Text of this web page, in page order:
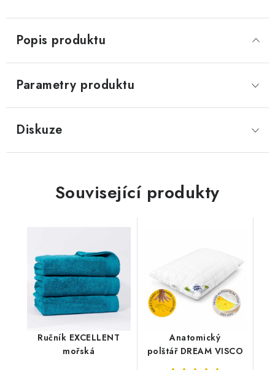
Popis produktu
Parametry produktu
Diskuze
Související produkty
Ručník EXCELLENT
mořská
Anatomický
polštář DREAM VISCO